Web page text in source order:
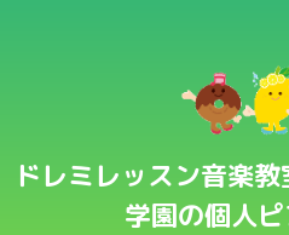
ドレミレッスン音楽
学園の個人